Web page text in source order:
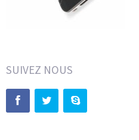
SUIVEZ NOUS